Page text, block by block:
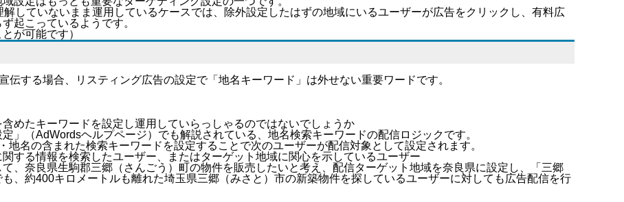
していないまま運用しているケースでは、除外設定したはずの地域にいるユーザーが広告をクリックし、有料広
起こっているようです。
が可能です）
伝する場合、リスティング広告の設定で「地名キーワード」は外せない重要ワードです。
めたキーワードを設定し運用していらっしゃるのではないでしょうか
」（AdWordsヘルプページ）でも解説されている、地名検索キーワードの配信ロジックです。
名の含まれた検索キーワードを設定することで次のユーザーが配信対象として設定されます。
する情報を検索したユーザー、またはターゲット地域に関心を示しているユーザー
、奈良県生駒郡三郷（さんごう）町の物件を販売したいと考え、配信ターゲット地域を奈良県に設定し、「三郷
、約400キロメートルも離れた埼玉県三郷（みさと）市の新築物件を探しているユーザーに対しても広告配信を行